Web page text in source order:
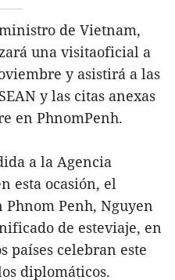
de Vietnam,
una visitaoficial a
y asistirá a las
y las citas anexas
en PhnomPenh.
a la Agencia
esta ocasión, el
Penh, Nguyen
de esteviaje, en
países celebran este
diplomáticos.